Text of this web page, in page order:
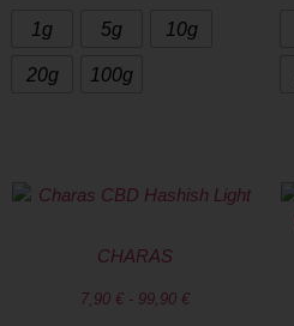
1g 5g 10g
20g 100g
CHARAS
7,90 € - 99,90 €